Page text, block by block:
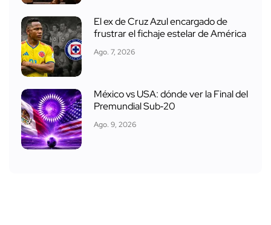
El ex de Cruz Azul encargado de
frustrar el fichaje estelar de América
Ago. 7, 2026
México vs USA: dónde ver la Final del
Premundial Sub‑20
Ago. 9, 2026